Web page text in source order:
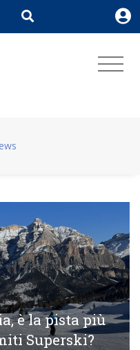
è la pista più
Superski?